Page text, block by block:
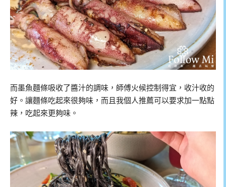
而墨魚麵條吸收了醬汁的調味，師傅火候控制得宜，收汁收的
好。讓麵條吃起來很夠味，而且我個人推薦可以要求加一點點
辣，吃起來更夠味。